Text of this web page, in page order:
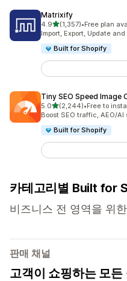
Matrixify
4.9별 5개 중
(1,357)
총 리뷰 1357개
•Free plan
Import, Export, Update
Built for Shopify
Tiny SEO Speed Image
5.0별 5개 중
(2,244)
총 리뷰 2244개
•Free to
Boost SEO traffic, AEO/
Built for Shopify
카테고리별 Built for
비즈니스 전 영역을 위
판매 채널
고객이 쇼핑하는 모